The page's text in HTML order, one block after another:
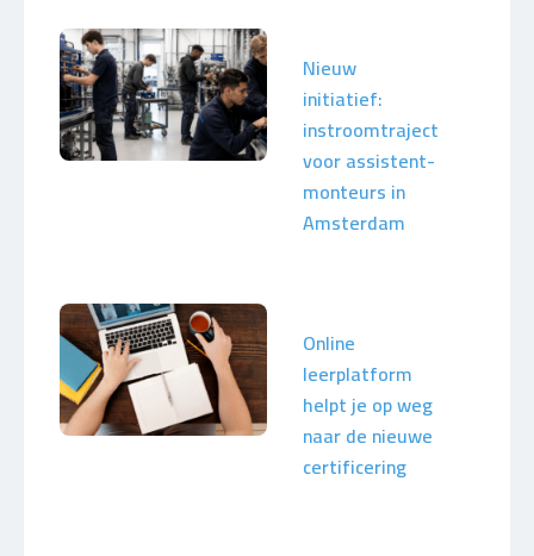
Nieuw
initiatief:
instroomtraject
voor assistent-
monteurs in
Amsterdam
Online
leerplatform
helpt je op weg
naar de nieuwe
certificering